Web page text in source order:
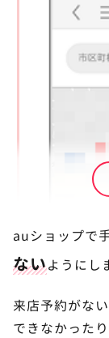
まずはauオ
STEP.
購入する
auショップで
ないようにし
来店予約がな
できなかった